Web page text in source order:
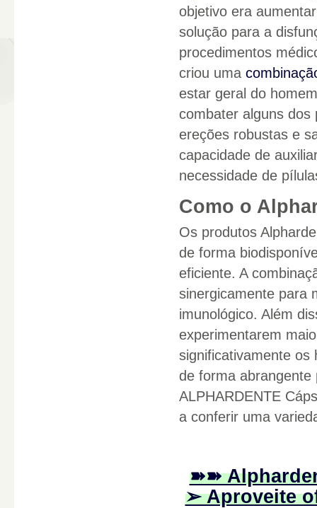
objetivo era
solução para a
procedimentos
criou uma
estar geral do
combater alguns dos
ereções robustas e
capacidade de
necessidade de
Como o
Os produtos
de forma
eficiente. A
sinergicamente para
imunológico. Além
experimentarem
significativamente os
de forma abrangente
ALPHARDENTE
a conferir uma
➽➽
➢ Aproveite